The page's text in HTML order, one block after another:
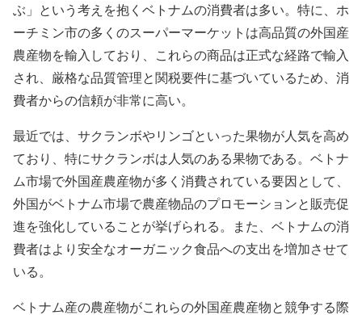
ぶ」という考えを抱くベトナムの消費者は多い。特に、ホ
ーチミン市の多くのスーパーマーケットは高品質の外国産
農産物を輸入しており、これらの商品は正式な経路で輸入
され、厳格な品質管理と関税要件に基づいているため、消
費者からの信頼が非常に高い。
最近では、サクランボやリンゴといった果物が人気を高め
ており、特にサクランボは人気のある果物である。ベトナ
ム市場で外国産農産物が多く消費されている要因として、
外国がベトナム市場で農産物品のプロモーションと販売促
進を強化していることが挙げられる。また、ベトナムの消
費者はより安全なオーガニック食品への支出を増加させて
いる。
ベトナム産の農産物がこれらの外国産農産物と競争する際